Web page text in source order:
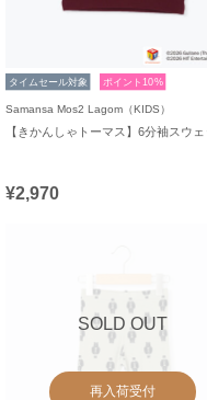
タイムセール対象 ポイント10%
Samansa Mos2 Lagom（KIDS）
¥2,970
SOLD OUT
再入荷受付